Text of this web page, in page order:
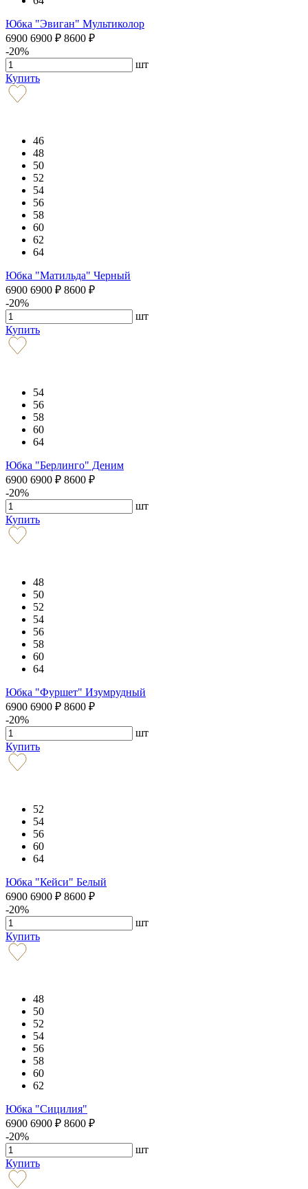
Юбка "Эвиган" Мультиколор
6900 6900 ₽ 8600 ₽
-20%
шт
Купить
46
48
50
52
54
56
58
60
62
64
Юбка "Матильда" Черный
6900 6900 ₽ 8600 ₽
-20%
шт
Купить
54
56
58
60
64
Юбка "Берлинго" Деним
6900 6900 ₽ 8600 ₽
-20%
шт
Купить
48
50
52
54
56
58
60
64
Юбка "Фуршет" Изумрудный
6900 6900 ₽ 8600 ₽
-20%
шт
Купить
52
54
56
60
64
Юбка "Кейси" Белый
6900 6900 ₽ 8600 ₽
-20%
шт
Купить
48
50
52
54
56
58
60
62
Юбка "Сицилия"
6900 6900 ₽ 8600 ₽
-20%
шт
Купить